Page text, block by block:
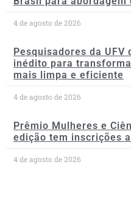
4 de agosto de 2026
Pesquisadores da
inédito para
mais limpa e eficiente
4 de agosto de 2026
Prêmio Mulheres e
edição tem inscrições
4 de agosto de 2026